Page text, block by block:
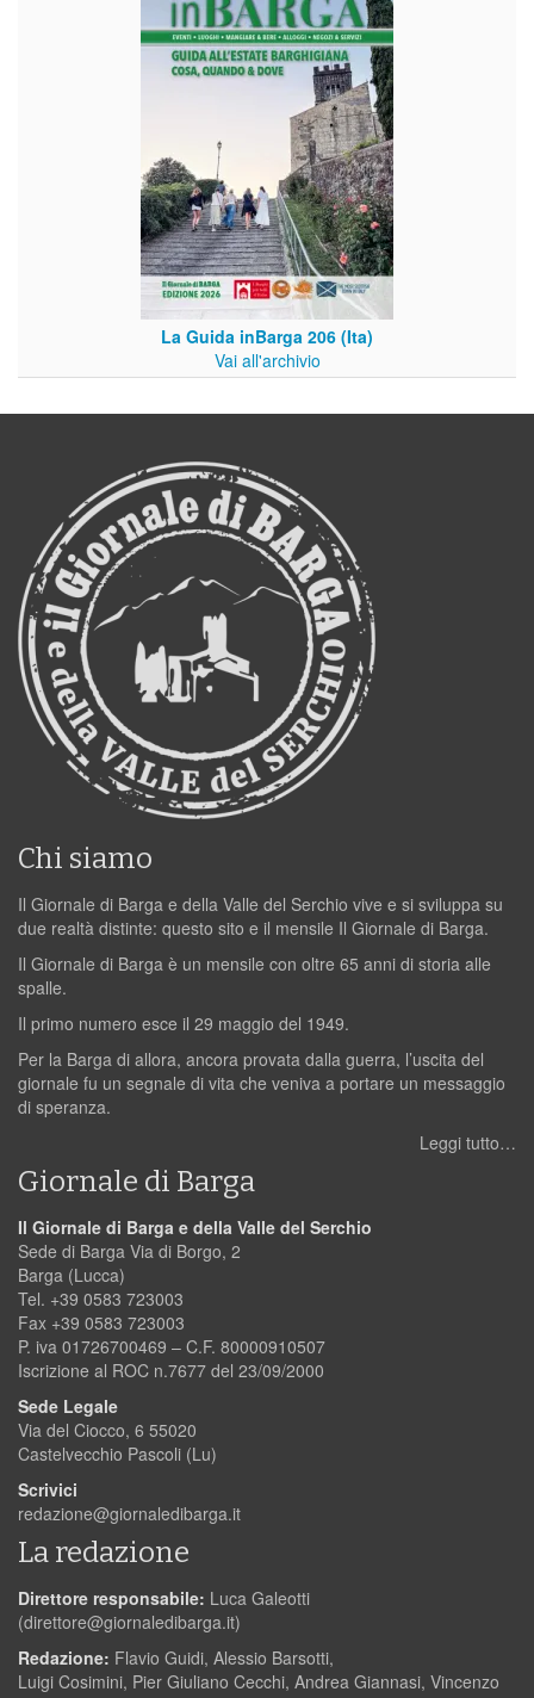
La Guida inBarga 206 (Ita)
Vai all'archivio
Chi siamo
Il Giornale di Barga e della Valle del Serchio vive e si sviluppa su
due realtà distinte: questo sito e il mensile Il Giornale di Barga.
Il Giornale di Barga è un mensile con oltre 65 anni di storia alle
spalle.
Il primo numero esce il 29 maggio del 1949.
Per la Barga di allora, ancora provata dalla guerra, l’uscita del
giornale fu un segnale di vita che veniva a portare un messaggio
di speranza.
Leggi tutto…
Giornale di Barga
Il Giornale di Barga e della Valle del Serchio
Sede di Barga Via di Borgo, 2
Barga (Lucca)
Tel. +39 0583 723003
Fax +39 0583 723003
P. iva 01726700469 – C.F. 80000910507
Iscrizione al ROC n.7677 del 23/09/2000
Sede Legale
Via del Ciocco, 6 55020
Castelvecchio Pascoli (Lu)
Scrivici
redazione@giornaledibarga.it
La redazione
Direttore responsabile: Luca Galeotti
(direttore@giornaledibarga.it)
Redazione: Flavio Guidi, Alessio Barsotti,
Luigi Cosimini, Pier Giuliano Cecchi, Andrea Giannasi, Vincenzo